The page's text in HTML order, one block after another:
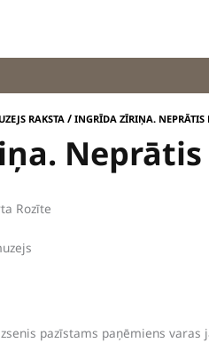
RAKSTA/INGRĪDA ZĪRIŅA. NEPRĀTIS
Neprātis
Rozīte
pazīstams paņēmiens